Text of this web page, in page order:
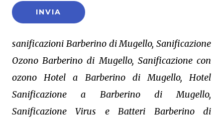
sanificazioni Barberino di Mugello, Sanificazione
Ozono Barberino di Mugello, Sanificazione con
ozono Hotel a Barberino di Mugello, Hotel
Sanificazione a Barberino di Mugello,
Sanificazione Virus e Batteri Barberino di